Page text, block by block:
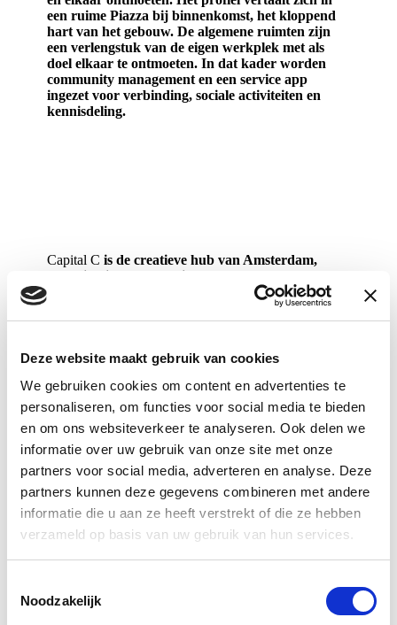
Deze website maakt gebruik van cookies
We gebruiken cookies om content en advertenties te
personaliseren, om functies voor social media te bieden
en om ons websiteverkeer te analyseren. Ook delen we
informatie over uw gebruik van onze site met onze
partners voor social media, adverteren en analyse. Deze
partners kunnen deze gegevens combineren met andere
informatie die u aan ze heeft verstrekt of die ze hebben
verzameld op basis van uw gebruik van hun services.
Noodzakelijk
een ruime Piazza bij binnenkomst, het kloppend
hart van het gebouw. De algemene ruimten zijn
een verlengstuk van de eigen werkplek met als
doel elkaar te ontmoeten. In dat kader worden
community management en een service app
ingezet voor verbinding, sociale activiteiten en
kennisdeling.
Capital C is de creatieve hub van Amsterdam,
gevestigd in de oude Diamantbeurs. Het pand
ademt van top tot teen creativiteit en humor,
passend bij het avontuurlijke profiel Vrijheid van
de gebruikers. Niet één ruimte is hetzelfde. Bij de
horecaexploitatie: Capital Kitchen. Maarten
hand voor het interieur en creëerde het
baanbrekende ontwerp voor deze unieke plek